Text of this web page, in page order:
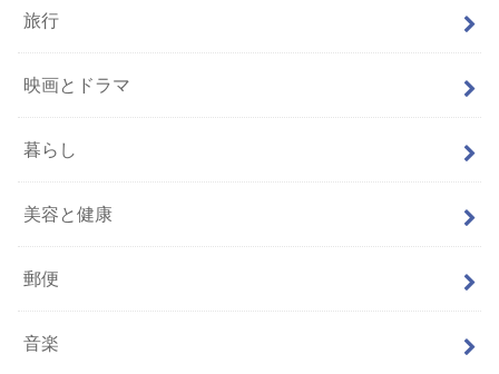
旅行
映画とドラマ
暮らし
美容と健康
郵便
音楽